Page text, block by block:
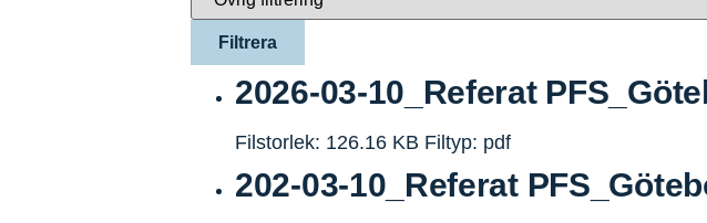
2026-03-10_Referat
Filstorlek: 126.16 KB Filtyp: pdf
202-03-10_Referat